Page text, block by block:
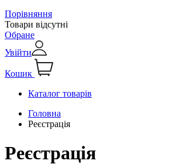
Порівняння
Товари відсутні
Обране
Увійти
Кошик
Каталог товарів
Головна
Реєстрація
Реєстрація